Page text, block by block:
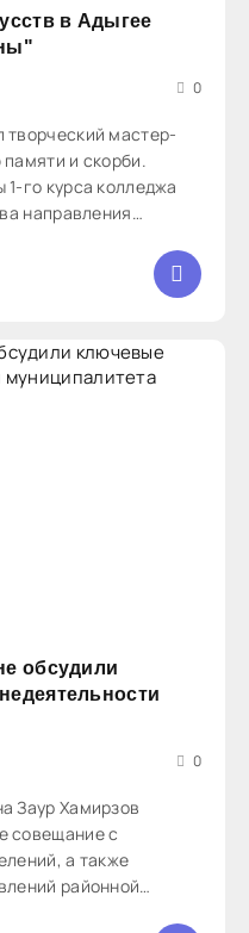
в Адыгее
0
творческий мастер-
и скорби.
го курса колледжа
направления
Ивана
обсудили
0
Заур Хамирзов
совещание с
а также
районной